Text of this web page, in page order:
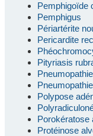
Pemphigoïde
Pemphigus
Périartérite
Pericardite
Pityriasis
Polypose
Porokératose
Protéinose